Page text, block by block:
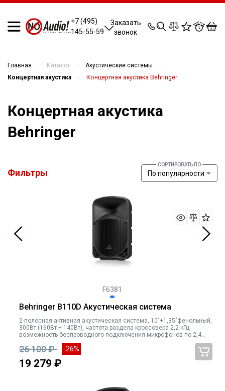
+7 (495)
145-55-59
Заказать
звонок
0 0 0 0
Главная — Каталог — Акустические системы —
Концертная акустика — Концертная акустика Behringer
Концертная акустика
Behringer
Фильтры По популярности
F6381
Behringer B110D Акустическая система
2-полосная активная акустическая система, 10"+1,35"фенольный,
300Вт (160Вт + 140Вт), частота раздела кроссовера 2,2 кГц,
возможность беспроводного подключения микрофонов по 2,4
ГГц, 45 Гц - 20 кГц
26 100 ₽ -26%
19 279 ₽